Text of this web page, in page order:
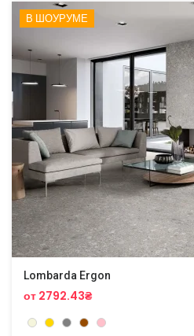
В ШОУРУМЕ
Lombarda Ergon
от 2792.43₴